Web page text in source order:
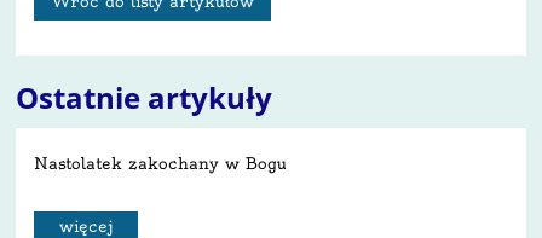
Ostatnie artykuły
Nastolatek zakochany w Bogu
więcej